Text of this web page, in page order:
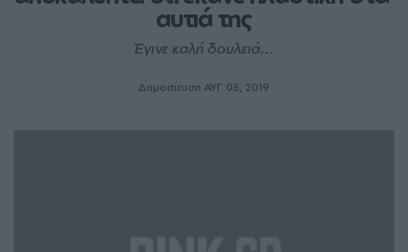
αυτιά της
Έγινε καλή δουλειά...
Δημοσίευση ΑΥΓ 05, 2019